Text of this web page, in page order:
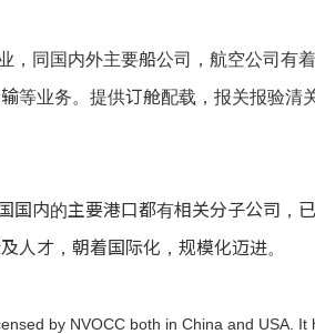
同国内外主要船公司，航空公司有
等业务。提供订舱配载，报关报验清
内的主要港口都有相关分子公司，
人才，朝着国际化，规模化迈进。
by NVOCC both in China and USA.